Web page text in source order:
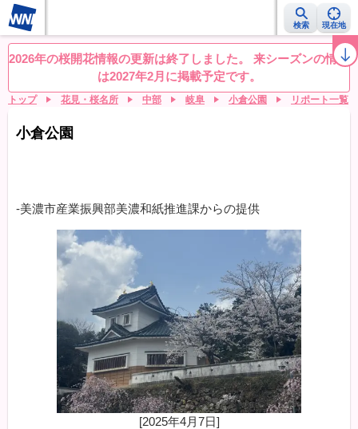
検索 現在地
桜レーダー 名所ランキング 桜開花予想NEWS お花見動画 目的別
2026年の桜開花情報の更新は終了しました。 来シーズンの情報
は2027年2月に掲載予定です。
トップ 花見・桜名所 中部 岐阜 小倉公園 リポート一覧
小倉公園
-美濃市産業振興部美濃和紙推進課からの提供
[2025年4月7日]